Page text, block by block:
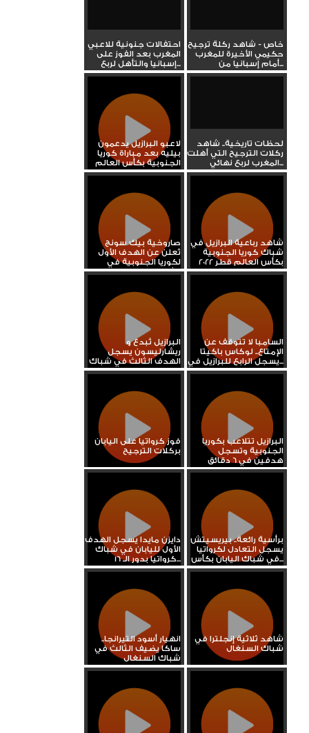
خاص - شاهد ركلة ترجيح
حكيمي الأخيرة للمغرب
أمام إسبانيا من...
احتفالات جنونية للاعبي
المغرب بعد الفوز على
إسبانيا والتأهل لربع...
لحظات تاريخية.. شاهد
ركلات الترجيح التي أهلت
المغرب لربع نهائي...
لاعبو البرازيل يدعمون
بيليه بعد مباراة كوريا
الجنوبية بكأس العالم
شاهد رباعية البرازيل في
شباك كوريا الجنوبية
بكأس العالم قطر 2022
صاروخية بيك سونج
تُعلن عن الهدف الأول
لكوريا الجنوبية في
شباك...
السامبا لا تتوقف عن
الإمتاع.. لوكاس باكيتا
يسجل الرابع للبرازيل في...
البرازيل تُبدع و
ريشارليسون يسجل
الهدف الثالث في شباك
كوريا...
البرازيل تتلاعب بكوريا
الجنوبية وتسجل
هدفين في 6 دقائق
فوز كرواتيا على اليابان
بركلات الترجيح
برأسية رائعة.. بيريسيتش
يسجل التعادل لكرواتيا
في شباك اليابان بكأس...
دايزن مايدا يسجل الهدف
الأول لليابان في شباك
كرواتيا بدور الـ 16...
شاهد ثلاثية إنجلترا في
شباك السنغال
انهيار أسود التيرانجا..
ساكا يضيف الثالث في
شباك السنغال